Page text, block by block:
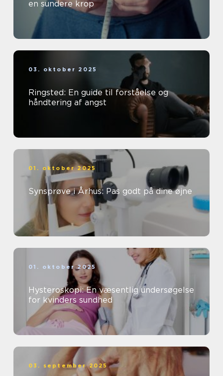
en sundere krop
03. oktober 2025
Ringsted: En guide til forståelse og
håndtering af angst
01. oktober 2025
Synsprøve i Århus: Pas godt på dine øjne
01. oktober 2025
Hysteroskopi: En væsentlig undersøgelse
for kvinders sundhed
03. september 2025